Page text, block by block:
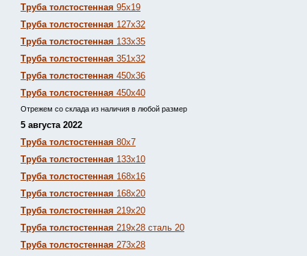
Труба толстостенная 95х19
Труба толстостенная 127х32
Труба толстостенная 133х35
Труба толстостенная 351х32
Труба толстостенная 450х36
Труба толстостенная 450х40
Отрежем со склада из наличия в любой размер
5 августа 2022
Труба толстостенная 80х7
Труба толстостенная 133х10
Труба толстостенная 168х16
Труба толстостенная 168х20
Труба толстостенная 219х20
Труба толстостенная 219х28 сталь 20
Труба толстостенная 273х28